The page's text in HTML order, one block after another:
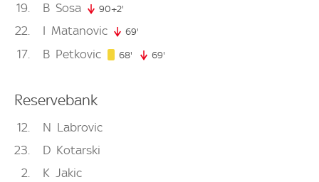
19 B Sosa 90+2'
22 I Matanovic 69'
17 B Petkovic 68' 68. minute
69'
Reservebank
12 N Labrovic
23
D Kotarski
2
K Jakic